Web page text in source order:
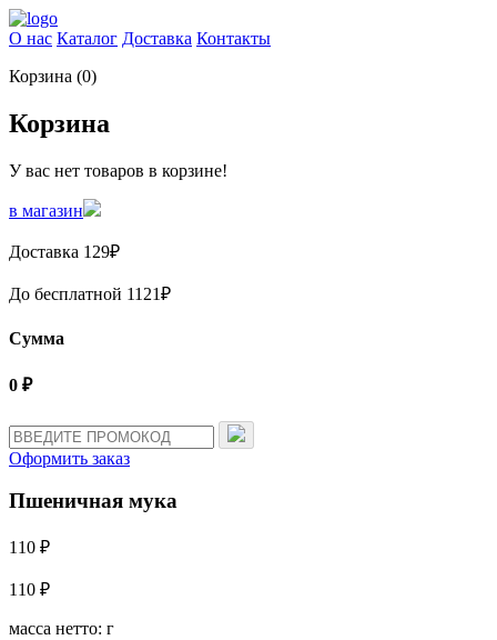
О нас Каталог Доставка Контакты
Корзина (0)
Корзина
У вас нет товаров в корзине!
в магазин
Доставка 129₽
До бесплатной 1121₽
Сумма
0 ₽
Оформить заказ
Пшеничная мука
110 ₽
110 ₽
масса нетто: г